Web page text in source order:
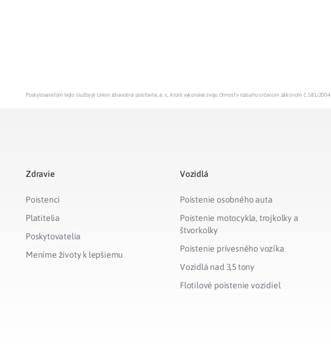
Poskytovateľom tejto služby je Union zdravotná poisťovňa, a. s., ktorá vykonáva svoju činnosť v rozsahu určenom zákonom č. 581/
Zdravie
Poistenci
Platitelia
Poskytovatelia
Meníme životy k lepšiemu
Vozidlá
Poistenie osobného auta
Poistenie motocykla, trojkolky a
štvorkolky
Poistenie prívesného vozíka
Vozidlá nad 3,5 tony
Flotilové poistenie vozidiel